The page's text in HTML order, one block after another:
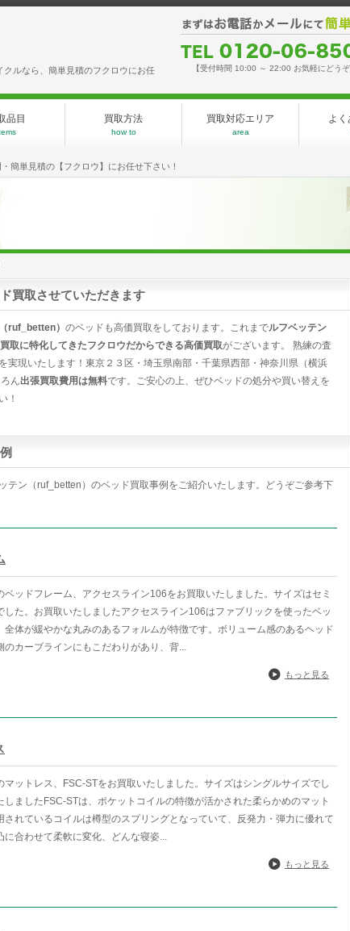
ルなら、簡単見積のフクロウにお任
【受付時間 10:00 ～ 22:00 お気軽にどうぞ
品目 買取方法
how to
買取対応エリア
area
よく
簡単見積の【フクロウ】にお任せ下さい！
買取させていただきます
ruf_betten） のベッドも高価買取をしております。これまでルフベッテン
取に特化してきたフクロウだからできる高価買取がございます。 熟練の査
実現いたします！東京２３区・埼玉県南部・千葉県西部・神奈川県（横浜
ん出張買取費用は無料です。ご安心の上、ぜひベッドの処分や買い替えを
！
テン（ruf_betten）のベッド買取事例をご紹介いたします。どうぞご参考下
ベッドフレーム、アクセスライン106をお買取いたしました。サイズはセミ
した。お買取いたしましたアクセスライン106はファブリックを使ったベッ
全体が緩やかな丸みのあるフォルムが特徴です。ボリューム感のあるヘッド
のカーブラインにもこだわりがあり、背...
もっと見る
マットレス、FSC-STをお買取いたしました。サイズはシングルサイズでし
しましたFSC-STは、ポケットコイルの特徴が活かされた柔らかめのマット
されているコイルは樽型のスプリングとなっていて、反発力・弾力に優れて
に合わせて柔軟に変化、どんな寝姿...
もっと見る